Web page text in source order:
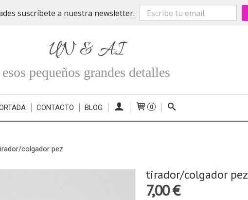
suscríbete a nuestra newsletter.
UN & AI
esos pequeños grandes detalles
CONTACTO BLOG 0
colgador pez
tirador/colgador pez
7,00 €